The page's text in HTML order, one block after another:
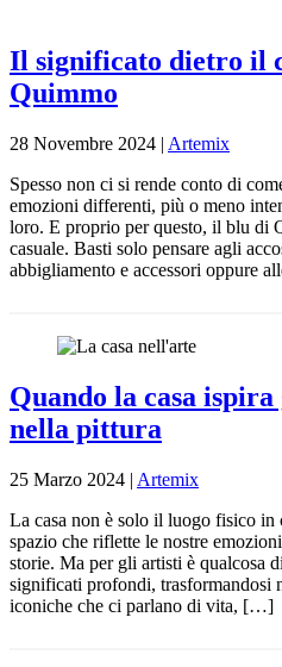
Il significato dietro il
Quimmo
28 Novembre 2024 | Artemix
Spesso non ci si rende conto di
emozioni differenti, più o meno
loro. E proprio per questo, il blu di
casuale. Basti solo pensare agli
abbigliamento e accessori oppure
Quando la casa
nella pittura
25 Marzo 2024 | Artemix
La casa non è solo il luogo fisico
spazio che riflette le nostre
storie. Ma per gli artisti è qualcosa
significati profondi, trasformandosi
iconiche che ci parlano di vita, […]